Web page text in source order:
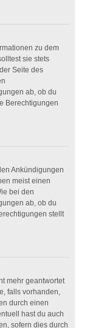
zu dem
sie stets
Seite des
ab, ob du
Berechtigungen
Ankündigungen
meist einen
bei den
ab, ob du
stellt
mehr geantwortet
falls vorhanden,
durch einen
hast du auch
sofern dies durch